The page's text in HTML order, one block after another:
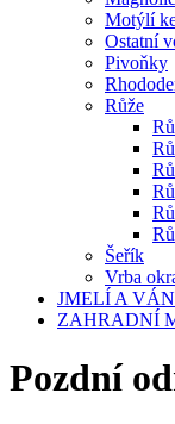
Motýlí
Ostatní
Pivoňky
Růže
Šeřík
Vrba
JMELÍ A
ZAHRADNÍ
Pozdní